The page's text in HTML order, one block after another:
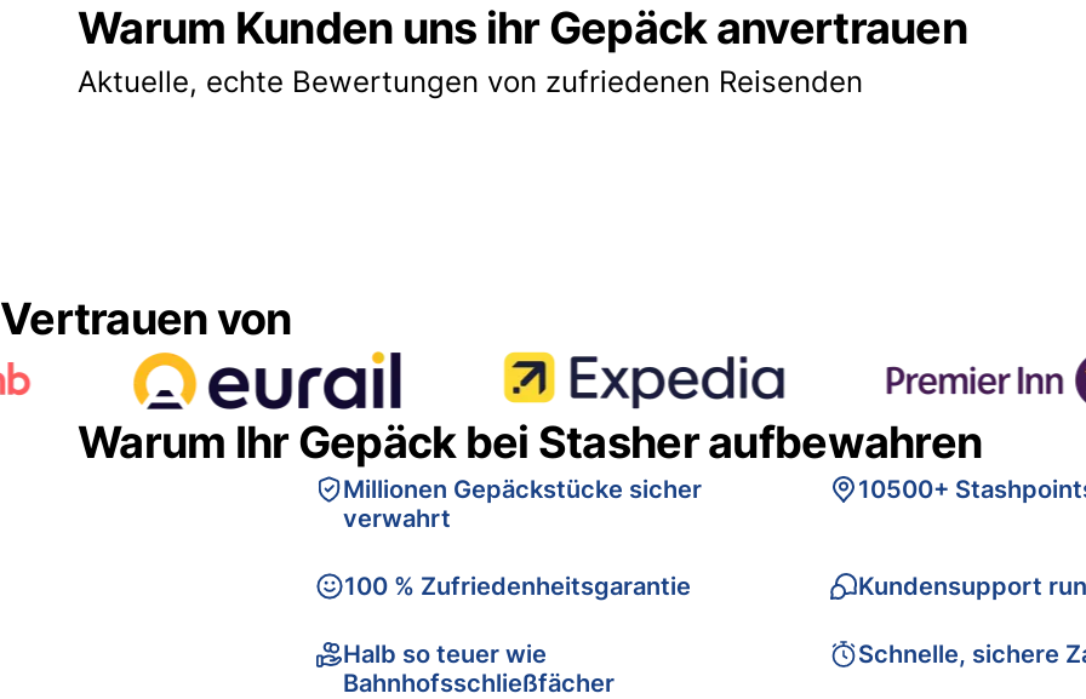
Warum Kunden uns ihr Gepäck anvertrauen
Aktuelle, echte Bewertungen von zufriedenen Reisenden
Vertrauen von
Warum Ihr Gepäck bei Stasher aufbewahren
Millionen Gepäckstücke sicher
verwahrt
100 % Zufriedenheitsgarantie
Halb so teuer wie
Bahnhofsschließfächer
10500+
Kundensupport
Schnelle, sichere